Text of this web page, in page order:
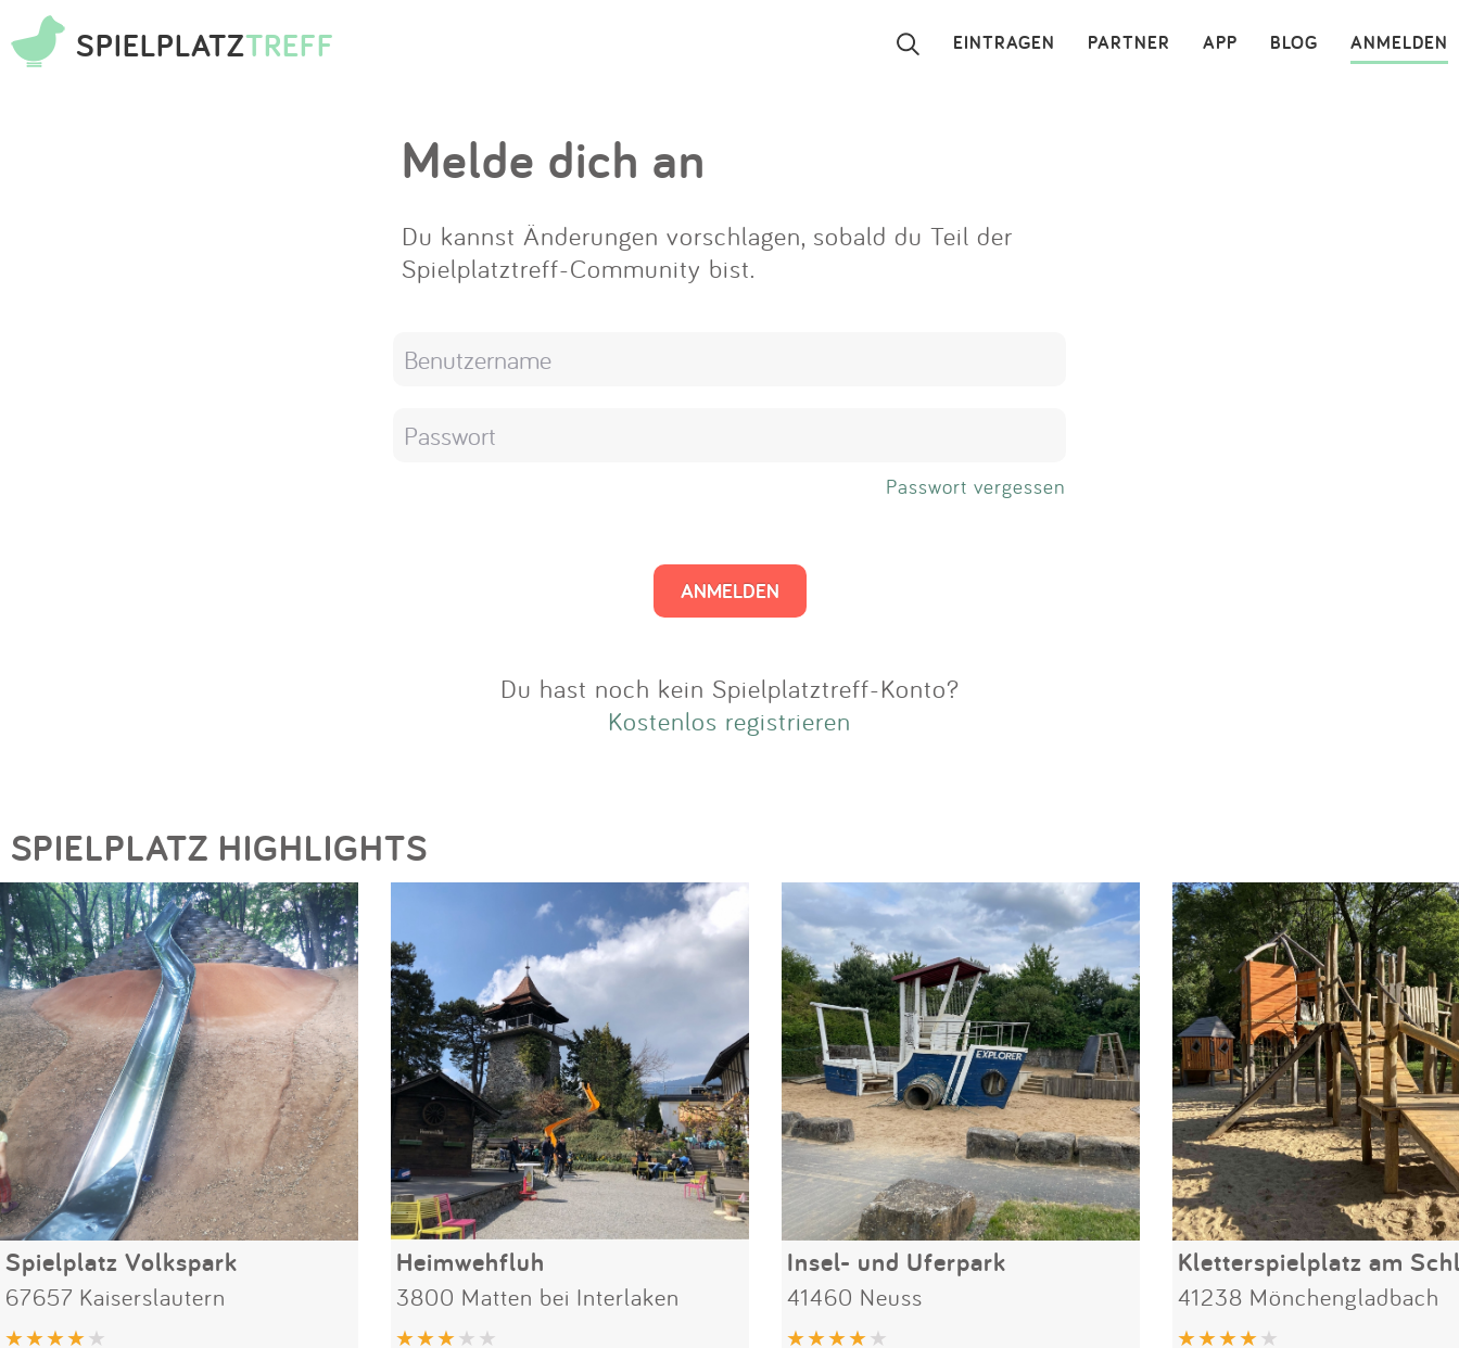
SPIELPLATZTREFF ANMELDEN
BLOG
APP
PARTNER
EINTRAGEN ×
App
Anmelden
Melde dich an
Du kannst Änderungen vorschlagen, sobald du Teil der
Spielplatztreff-Community bist.
Passwort vergessen
Du hast noch kein Spielplatztreff-Konto?
Kostenlos registrieren
SPIELPLATZ HIGHLIGHTS
Spielplatz Volkspark
67657 Kaiserslautern
Heimwehfluh
3800 Matten bei Interlaken
Insel- und Uferpark
41460 Neuss 41238 Mönchengladbach